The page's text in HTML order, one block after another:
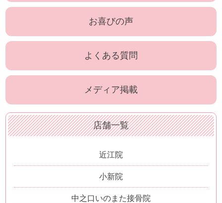
お喜びの声
よくある質問
メディア掲載
店舗一覧
近江院
小新院
中之口いのまた接骨院